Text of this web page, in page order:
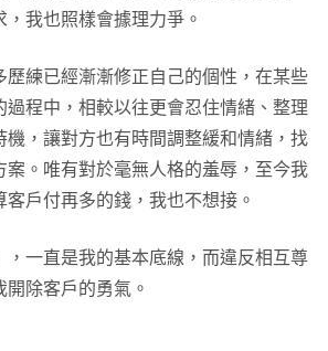
我也照樣會據理力爭。
歷練已經漸漸修正自己的個性，在某些
過程中，相較以往更會忍住情緒、整理
機，讓對方也有時間調整緩和情緒，找
案。唯有對於毫無人格的羞辱，至今我
戶付再多的錢，我也不想接。
，一直是我的基本底線，而違反相互尊
除客戶的勇氣。